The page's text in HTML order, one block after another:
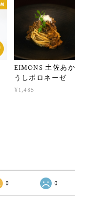
EIMONS 土佐あか
うしボロネーゼ
¥1,485
0 0